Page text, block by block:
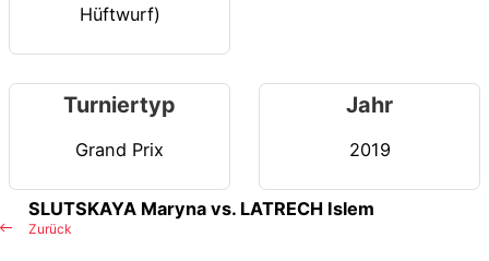
Hüftwurf)
Turniertyp
Grand Prix
Jahr
2019
Zurück
SLUTSKAYA Maryna vs. LATRECH Islem